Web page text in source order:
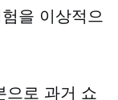
을 이상적으
으로 과거 쇼